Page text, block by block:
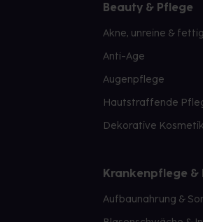
Beauty & Pflege
Akne, unreine &
Anti-Age
Augenpflege
Hautstraffende
Dekorative Kosmetik
Krankenpflege &
Aufbaunahrung &